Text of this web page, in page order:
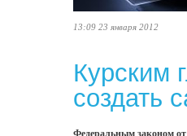
13:09 23 января 2012
Курским
создать
Федеральным законом от